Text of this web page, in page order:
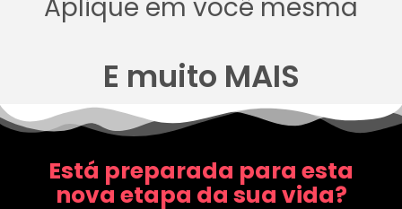
Aplique em você mesma
E muito MAIS
Está preparada para esta
nova etapa da sua vida?